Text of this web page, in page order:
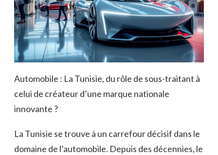
Automobile : La Tunisie, du rôle de sous-traitant à
celui de créateur d’une marque nationale
innovante ?
La Tunisie se trouve à un carrefour décisif dans le
domaine de l’automobile. Depuis des décennies, le